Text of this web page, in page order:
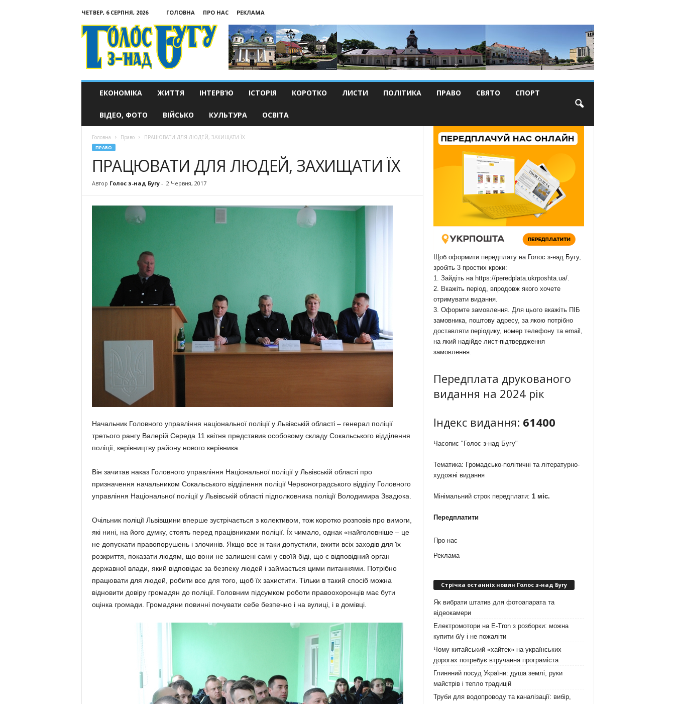
ЧЕТВЕР, 6 СЕРПНЯ, 2026 ГОЛОВНА ПРО НАС
РЕКЛАМА
Голос
з-
ЕКОНОМІКА ЖИТТЯ ІНТЕРВ’Ю ІСТОРІЯ КОРОТКО ЛИСТИ ПОЛІТИКА ПРАВО СВЯТО СПОРТ
ВІДЕО, ФОТО ВІЙСЬКО КУЛЬТУРА ОСВІТА
Головна Право ПРАЦЮВАТИ ДЛЯ ЛЮДЕЙ, ЗАХИЩАТИ ЇХ
ПРАВО
ПРАЦЮВАТИ ДЛЯ ЛЮДЕЙ, ЗАХИЩАТИ ЇХ
Автор Голос з-над Бугу- 2 Червня, 2017
Начальник Головного управління національної поліції у Львівській області – генерал поліції
третього рангу Валерій Середа 11 квітня представив особовому складу Сокальського відділення
поліції, керівництву району нового керівника.
Він зачитав наказ Головного управління Національної поліції у Львівській області про
призначення начальником Сокальського відділення поліції Червоноградського відділу Головного
управління Національної поліції у Львівській області підполковника поліції Володимира Звадюка.
Очільник поліції Львівщини вперше зустрічається з колективом, тож коротко розповів про вимоги,
які нині, на його думку, стоять перед працівниками поліції. Їх чимало, однак «найголовніше – це
не допускати правопорушень і злочинів. Якщо все ж таки допустили, вжити всіх заходів для їх
розкриття, показати людям, що вони не залишені самі у своїй біді, що є відповідний орган
державної влади, який відповідає за безпеку людей і займається цими питаннями. Потрібно
працювати для людей, робити все для того, щоб їх захистити. Тільки в такий спосіб можна
відновити довіру громадян до поліції. Головним підсумком роботи правоохоронців має бути
оцінка громади. Громадяни повинні почувати себе безпечно і на вулиці, і в домівці.
Щоб оформити передплату на Голос з-над Бугу,
зробіть 3 простих кроки:
1. Зайдіть на https://peredplata.ukrposhta.ua/.
2. Вкажіть період, впродовж якого хочете
отримувати видання.
3. Оформте замовлення. Для цього вкажіть ПІБ
замовника, поштову адресу, за якою потрібно
доставляти періодику, номер телефону та email,
на який надійде лист-підтвердження
замовлення.
Передплата друкованого
видання на 2024 рік
Індекс видання: 61400
Часопис "Голос з-над Бугу"
Тематика: Громадсько-політичні та літературно-
художні видання
Мінімальний строк передплати: 1 міс.
Передплатити
Про нас
Реклама
Стрічка останніх новин Голос з-над Бугу
Як вибрати штатив для фотоапарата та
відеокамери
Електромотори на E-Tron з розборки: можна
купити б/у і не пожаліти
Чому китайський «хайтек» на українських
дорогах потребує втручання програміста
Глиняний посуд України: душа землі, руки
майстрів і тепло традицій
Труби для водопроводу та каналізації: вибір,